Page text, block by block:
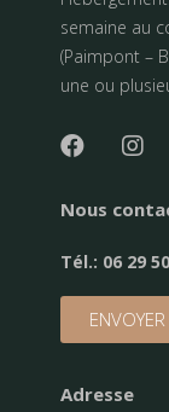
semaine au
(Paimpont –
une ou
Nous
Tél.: 06 29
Adresse